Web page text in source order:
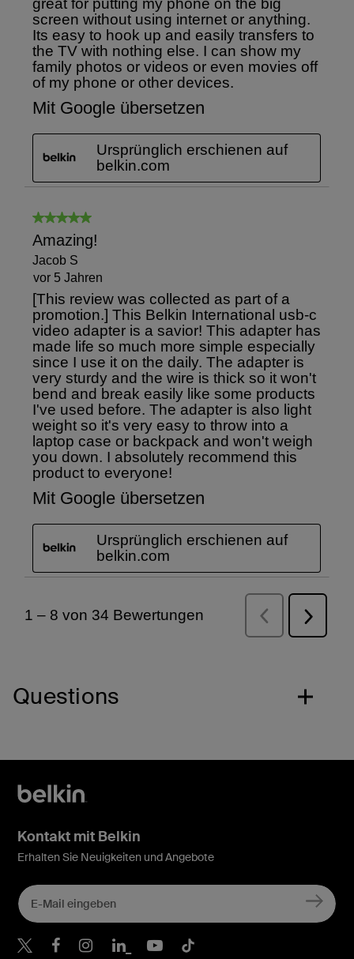
Questions
Kontakt mit Belkin
Erhalten Sie Neuigkeiten und Angebote
Belkin Twitter
Belkin Facebook
Belkin Instagram
Belkin LinkedIn
Belkin Youtube
Belkin TikTok